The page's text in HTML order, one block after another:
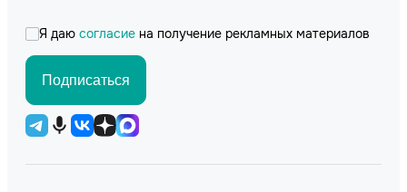
Я даю согласие на получение рекламных материалов
Подписаться